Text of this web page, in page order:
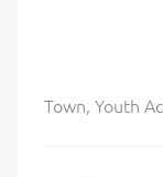
Town, Youth